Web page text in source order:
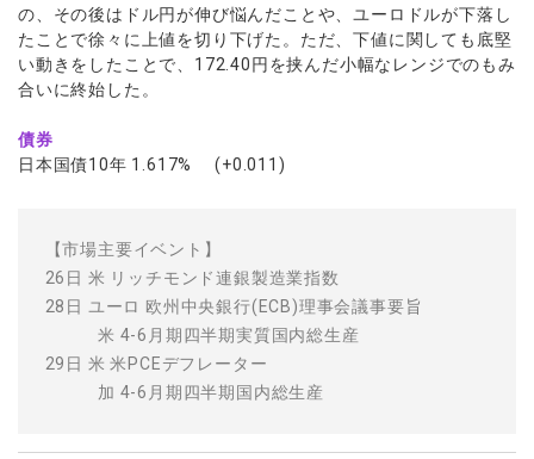
の、その後はドル円が伸び悩んだことや、ユーロドルが下落し
たことで徐々に上値を切り下げた。ただ、下値に関しても底堅
い動きをしたことで、172.40円を挟んだ小幅なレンジでのもみ
合いに終始した。
債券
日本国債10年 1.617% (+0.011)
【市場主要イベント】
26日 米 リッチモンド連銀製造業指数
28日 ユーロ 欧州中央銀行(ECB)理事会議事要旨
米 4-6月期四半期実質国内総生産
29日 米 米PCEデフレーター
加 4-6月期四半期国内総生産